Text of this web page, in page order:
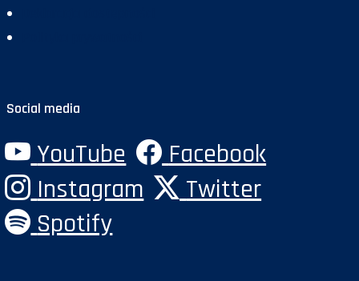
Social media
YouTube
Facebook
Instagram
Twitter
Spotify